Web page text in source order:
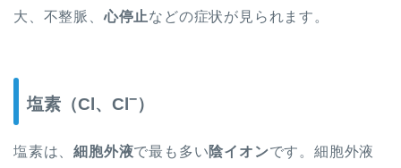
大、不整脈、心停止などの症状が見られます。
塩素（Cl、Cl −）
塩素は、細胞外液で最も多い陰イオンです。細胞外液